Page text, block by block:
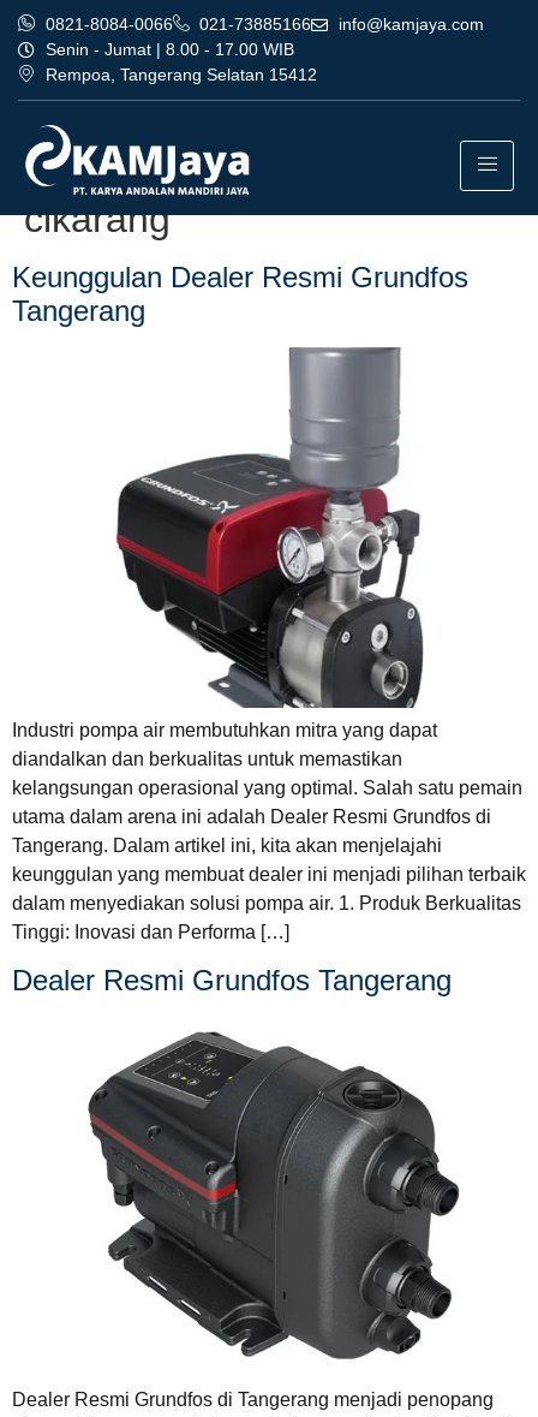
0821-8084-0066 021-73885166
info@kamjaya.com
Senin - Jumat | 8.00 - 17.00 WIB
Rempoa, Tangerang Selatan 15412
Tag:
grundfos tangerang
cikarang
Keunggulan Dealer Resmi Grundfos
Tangerang
Industri pompa air membutuhkan mitra yang dapat
diandalkan dan berkualitas untuk memastikan
kelangsungan operasional yang optimal. Salah satu pemain
utama dalam arena ini adalah Dealer Resmi Grundfos di
Tangerang. Dalam artikel ini, kita akan menjelajahi
keunggulan yang membuat dealer ini menjadi pilihan terbaik
dalam menyediakan solusi pompa air. 1. Produk Berkualitas
Tinggi: Inovasi dan Performa […]
Dealer Resmi Grundfos Tangerang
Dealer Resmi Grundfos di Tangerang menjadi penopang